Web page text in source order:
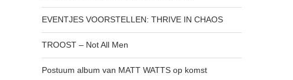
EVENTJES VOORSTELLEN: THRIVE IN CHAOS
TROOST – Not All Men
Postuum album van MATT WATTS op komst